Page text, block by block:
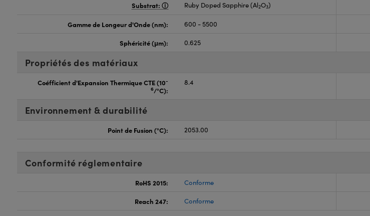
Substrat: Ruby Doped Sapphire (Al2O3)
Gamme de Longeur d'Onde (nm): 600 - 5500
Sphéricité (μm): 0.625
Propriétés des matériaux
Coéfficient d'Expansion Thermique CTE (10-
6/°C):
8.4
Environnement & durabilité
Point de Fusion (°C): 2053.00
Conformité réglementaire
RoHS 2015: Conforme
Reach 247: Conforme